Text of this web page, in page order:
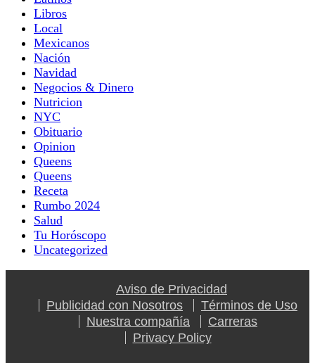
Libros
Local
Mexicanos
Nación
Navidad
Negocios & Dinero
Nutricion
NYC
Obituario
Opinion
Queens
Queens
Receta
Rumbo 2024
Salud
Tu Horóscopo
Uncategorized
Aviso de Privacidad
Publicidad con Nosotros
Términos de Uso
Nuestra compañía
Carreras
Privacy Policy